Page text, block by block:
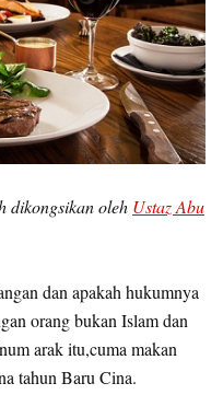
dikongsikan oleh Ustaz Abu
dan apakah hukumnya
orang bukan Islam dan
arak itu,cuma makan
tahun Baru Cina.